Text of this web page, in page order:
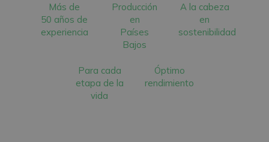
Más de
50 años de
experiencia
Producción
en
Países
Bajos
A la cabeza
en
sostenibilidad
Para cada
etapa de la
vida
Óptimo
rendimiento